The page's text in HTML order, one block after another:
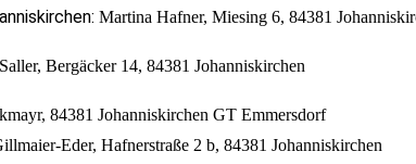
: Martina Hafner, Miesing 6, 84381
Bergäcker 14, 84381 Johanniskirchen
84381 Johanniskirchen GT Emmersdorf
Eder, Hafnerstraße 2 b, 84381 Johanniskirchen